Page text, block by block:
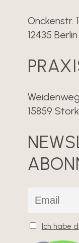
Onckenstr. 1
12435
15859
Ich habe